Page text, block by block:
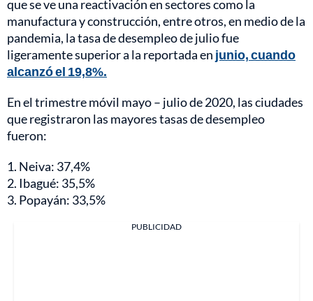
que se ve una reactivación en sectores como la
manufactura y construcción, entre otros, en medio de la
pandemia, la tasa de desempleo de julio fue
ligeramente superior a la reportada en junio, cuando
alcanzó el 19,8%.
En el trimestre móvil mayo – julio de 2020, las ciudades
que registraron las mayores tasas de desempleo
fueron:
1. Neiva: 37,4%
2. Ibagué: 35,5%
3. Popayán: 33,5%
PUBLICIDAD